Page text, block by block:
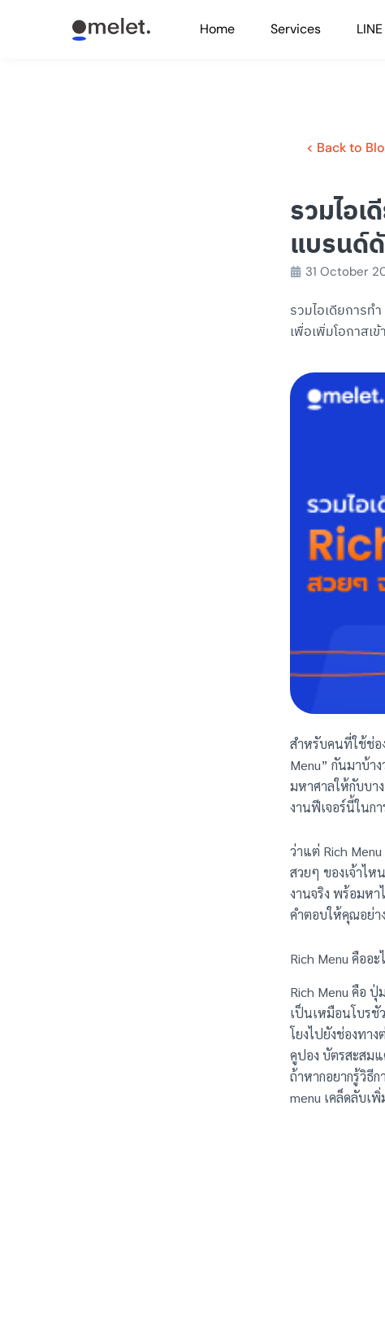
Home Services
< Back to
รวมไอ
แบรนด์
31 October
รวมไอเดียการท
เพื่อเพิ่มโอกาสเ
สำหรับคนที่ใช้ช่อ
Menu” กันมาบ้า
มหาศาลให้กับบา
งานฟีเจอร์นี้ในก
ว่าแต่ Rich
สวยๆ ของเจ้าไห
งานจริง พร้อมหา
คำตอบให้คุณอย่
Rich Menu คืออะ
Rich Menu คือ
เป็นเหมือนโบรชั
โยงไปยังช่องทา
คูปอง บัตรสะสมแ
ถ้าหากอยากรู้วิธี
menu เคล็ดลับเ